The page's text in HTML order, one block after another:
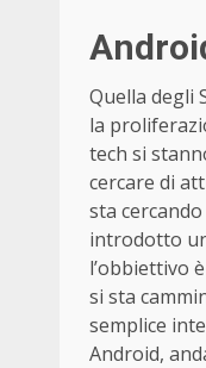
Quella degli
la
tech si
cercare di
sta
introdotto
l’obbiettivo
si sta
semplice
Android,